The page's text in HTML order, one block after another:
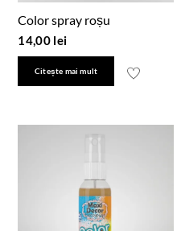
Color spray roșu
14,00 lei
Citește mai mult